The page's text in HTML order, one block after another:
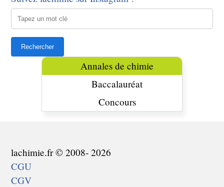
Annales de chimie
Baccalauréat
Concours
lachimie.fr © 2008- 2026
CGU
CGV